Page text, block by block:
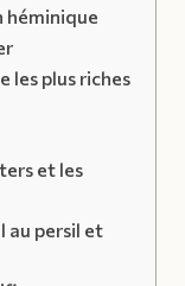
héminique
les plus riches
et les
au persil et